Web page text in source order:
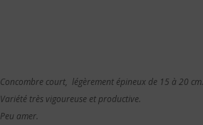
Concombre court, légèrement épineux de 15 à 20 cm.
Variété très vigoureuse et productive.
Peu amer.